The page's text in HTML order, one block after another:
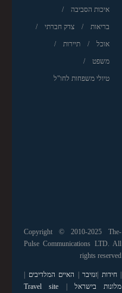
איכות הסביבה
בריאות צדק חברתי
אוכל תיירות
משפט
טיולי משפחות לחו"ל
Copyright © 2010-2025 The-
Pulse Communications LTD. All
rights reserved
|חידות |זנזיבר | האיים המלדיבים |
מלונות בישראל |
Travel site